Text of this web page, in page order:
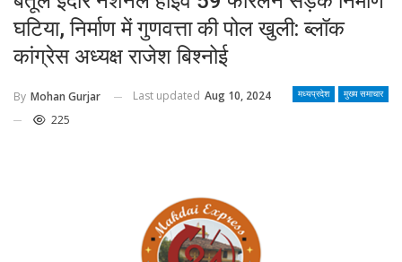
घटिया, निर्माण में गुणवत्ता की पोल खुली: ब्लॉक
कांग्रेस अध्यक्ष राजेश बिश्नोई
मध्यप्रदेश मुख्य समाचार
By Mohan Gurjar Last updated Aug 10, 2024
225